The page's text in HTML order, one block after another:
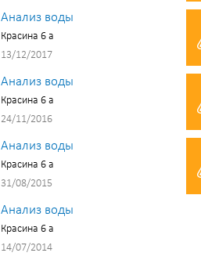
Анализ воды
Красина 6 а
13/12/2017
Анализ воды
Красина 6 а
24/11/2016
Анализ воды
Красина 6 а
31/08/2015
Анализ воды
Красина 6 а
14/07/2014